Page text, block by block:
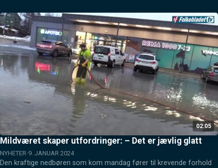
02:05
Mildværet skaper utfordringer: – Det er jævlig glatt
NYHETER 9. JANUAR 2024
Den kraftige nedbøren som kom mandag fører til krevende forhold